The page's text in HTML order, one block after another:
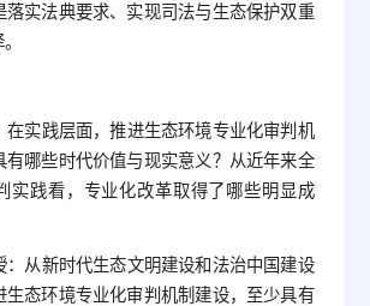
落实法典要求、实现司法与生态保护双重
在实践层面，推进生态环境专业化审判机
有哪些时代价值与现实意义？从近年来全
实践看，专业化改革取得了哪些明显成
：从新时代生态文明建设和法治中国建设
生态环境专业化审判机制建设，至少具有